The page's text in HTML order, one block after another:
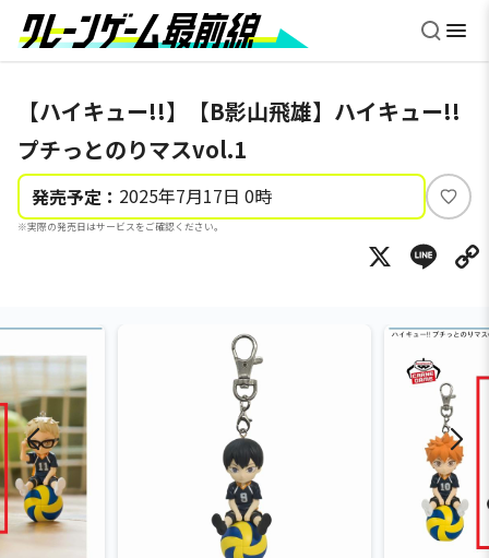
【ハイキュー!!】【B影山飛雄】ハイキュー!!
プチっとのりマスvol.1
発売予定： 2025年7月17日 0時
※実際の発売日はサービスをご確認ください。
い
ね
X